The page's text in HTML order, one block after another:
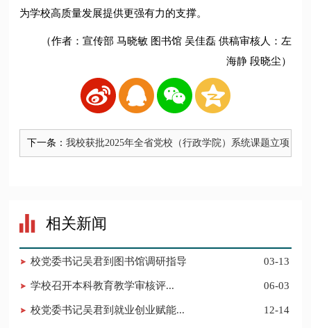
为学校高质量发展提供更强有力的支撑。
（作者：宣传部 马晓敏 图书馆 吴佳磊 供稿审核人：左
海静 段晓尘）
下一条：我校获批2025年全省党校（行政学院）系统课题立项
相关新闻
校党委书记吴君到图书馆调研指导 03-13
​学校召开本科教育教学审核评... 06-03
校党委书记吴君到就业创业赋能... 12-14